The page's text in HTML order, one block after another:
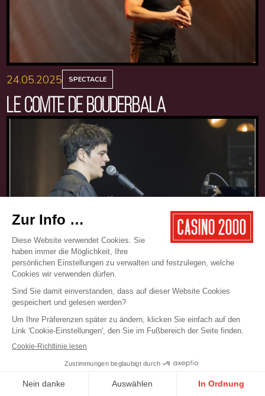
24.05.2025 SPECTACLE
LE COMTE DE BOUDERBALA
17.05.2025 CONCERT
JAMIE CULLUM